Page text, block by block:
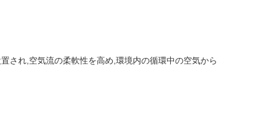
され,空気流の柔軟性を高め,環境内の循環中の空気から